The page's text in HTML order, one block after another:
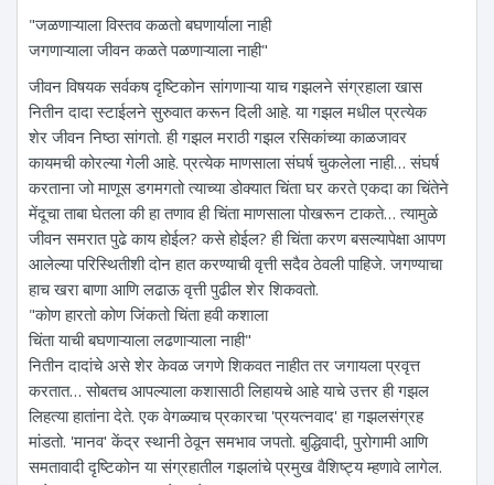
"जळणाऱ्याला विस्तव कळतो बघणार्याला नाही
जगणाऱ्याला जीवन कळते पळणाऱ्याला नाही"
जीवन विषयक सर्वकष दृष्टिकोन सांगणाऱ्या याच गझलने संग्रहाला खास
नितीन दादा स्टाईलने सुरुवात करून दिली आहे. या गझल मधील प्रत्येक
शेर जीवन निष्ठा सांगतो. ही गझल मराठी गझल रसिकांच्या काळजावर
कायमची कोरल्या गेली आहे. प्रत्येक माणसाला संघर्ष चुकलेला नाही… संघर्ष
करताना जो माणूस डगमगतो त्याच्या डोक्यात चिंता घर करते एकदा का चिंतेने
मेंदूचा ताबा घेतला की हा तणाव ही चिंता माणसाला पोखरून टाकते… त्यामुळे
जीवन समरात पुढे काय होईल? कसे होईल? ही चिंता करण बसल्यापेक्षा आपण
आलेल्या परिस्थितीशी दोन हात करण्याची वृत्ती सदैव ठेवली पाहिजे. जगण्याचा
हाच खरा बाणा आणि लढाऊ वृत्ती पुढील शेर शिकवतो.
"कोण हारतो कोण जिंकतो चिंता हवी कशाला
चिंता याची बघणाऱ्याला लढणाऱ्याला नाही"
नितीन दादांचे असे शेर केवळ जगणे शिकवत नाहीत तर जगायला प्रवृत्त
करतात… सोबतच आपल्याला कशासाठी लिहायचे आहे याचे उत्तर ही गझल
लिहत्या हातांना देते. एक वेगळ्याच प्रकारचा 'प्रयत्नवाद' हा गझलसंग्रह
मांडतो. 'मानव' केंद्र स्थानी ठेवून समभाव जपतो. बुद्धिवादी, पुरोगामी आणि
समतावादी दृष्टिकोन या संग्रहातील गझलांचे प्रमुख वैशिष्ट्य म्हणावे लागेल.